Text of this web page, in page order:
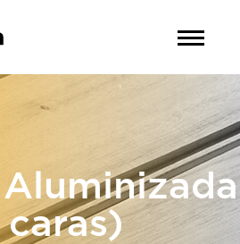
Aluminizada
caras)